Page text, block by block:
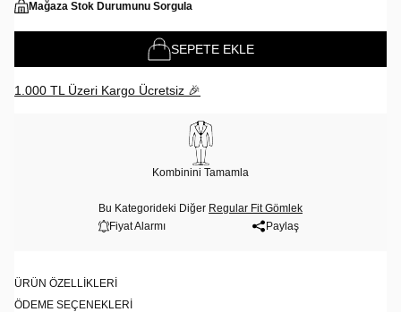
Mağaza Stok Durumunu Sorgula
SEPETE EKLE
1.000 TL Üzeri Kargo Ücretsiz 🎉
Kombinini Tamamla
Bu Kategorideki Diğer Regular Fit Gömlek
Fiyat Alarmı
Paylaş
ÜRÜN ÖZELLIKLERI
ÖDEME SEÇENEKLERI